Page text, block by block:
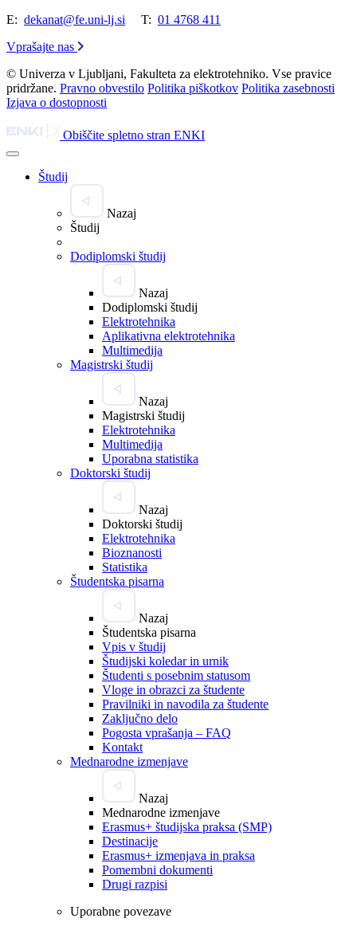
E: dekanat@fe.uni-lj.si T: 01 4768 411
Vprašajte nas
© Univerza v Ljubljani, Fakulteta za elektrotehniko. Vse pravice
pridržane. Pravno obvestilo Politika piškotkov Politika zasebnosti
Izjava o dostopnosti
Obiščite spletno stran ENKI
Študij
Nazaj
Študij
Dodiplomski študij
Nazaj
Dodiplomski študij
Elektrotehnika
Aplikativna elektrotehnika
Multimedija
Magistrski študij
Nazaj
Magistrski študij
Elektrotehnika
Multimedija
Uporabna statistika
Doktorski študij
Nazaj
Doktorski študij
Elektrotehnika
Bioznanosti
Statistika
Študentska pisarna
Nazaj
Študentska pisarna
Vpis v študij
Študijski koledar in urnik
Študenti s posebnim statusom
Vloge in obrazci za študente
Pravilniki in navodila za študente
Zaključno delo
Pogosta vprašanja – FAQ
Kontakt
Mednarodne izmenjave
Nazaj
Mednarodne izmenjave
Erasmus+ študijska praksa (SMP)
Destinacije
Erasmus+ izmenjava in praksa
Pomembni dokumenti
Drugi razpisi
Uporabne povezave